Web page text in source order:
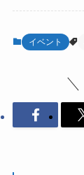
イベント